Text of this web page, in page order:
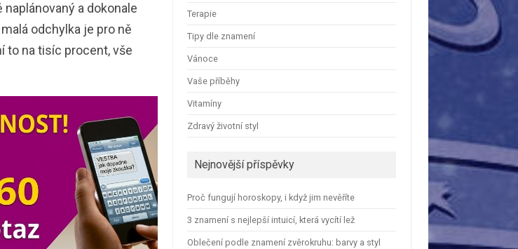
a dokonale
odchylka je pro ně
to na tisíc procent, vše
Terapie
Tipy dle znamení
Vánoce
Vaše příběhy
Vitamíny
Zdravý životní styl
Nejnovější příspěvky
Proč fungují horoskopy, i když jim nevěříte
3 znamení s nejlepší intuicí, která vycítí lež
Oblečení podle znamení zvěrokruhu: barvy a styl